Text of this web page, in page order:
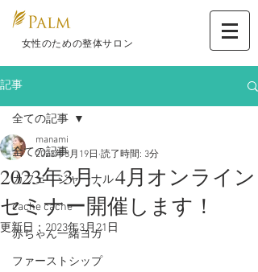
​ 女性のための整体サロン
記事
全ての記事
カフェ ジャーナル
cache cache
赤ちゃん一緒ヨガ
ファーストシップ
全ての記事
2023年3月、4月オンライン
セミナー開催します！
manami
2023年3月19日 読了時間: 3分
更新日： 2023年3月21日